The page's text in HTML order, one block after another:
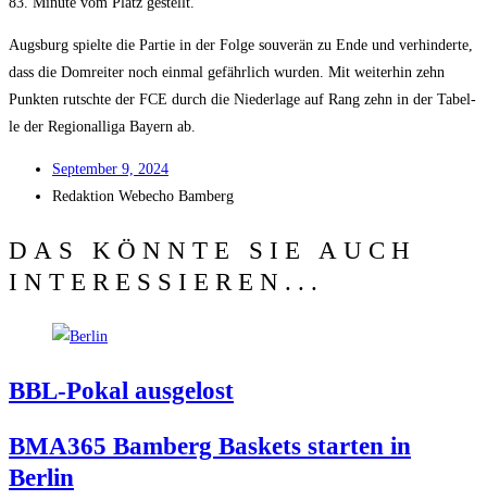
Augs­burg spiel­te die Par­tie in der Fol­ge sou­ve­rän zu Ende und ver­hin­der­te,
dass die Dom­rei­ter noch ein­mal gefähr­lich wur­den. Mit wei­ter­hin zehn
Punk­ten rutsch­te der FCE durch die Nie­der­la­ge auf Rang zehn in der Tabel­
le der Regio­nal­li­ga Bay­ern ab.
Sep­tem­ber 9, 2024
Redak­ti­on Web­echo Bamberg
DAS KÖNNTE SIE AUCH
INTERESSIEREN...
BBL-Pokal aus­ge­lost
BMA365 Bam­berg Bas­kets star­ten in
Berlin